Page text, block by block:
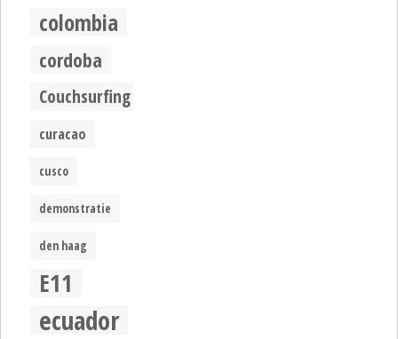
colombia
cordoba
Couchsurfing
curacao
cusco
demonstratie
den haag
E11
ecuador